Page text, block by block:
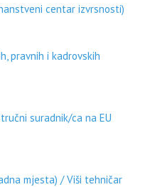
centar izvrsnosti)
pravnih i kadrovskih
suradnik/ca na EU
mjesta) / Viši tehničar